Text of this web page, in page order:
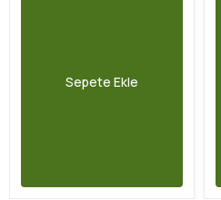
Sepete Ekle